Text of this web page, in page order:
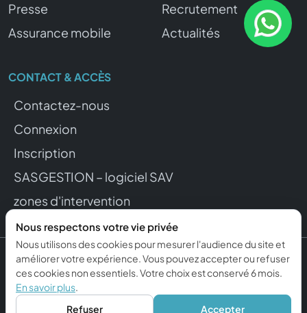
Presse
Assurance mobile
Recrutement
Actualités
CONTACT & ACCÈS
Contactez-nous
Connexion
Inscription
SASGESTION – logiciel SAV
zones d'intervention
© 2015–2026 REPFONE. Tous droits réservés.
Mentions légalesConfidentialitéGérer mes cookies
Propulsé par ckcom
Nous respectons votre vie privée
Nous utilisons des cookies pour mesurer l'audience du site et
améliorer votre expérience. Vous pouvez accepter ou refuser
ces cookies non essentiels. Votre choix est conservé 6 mois.
En savoir plus.
Refuser
Accepter